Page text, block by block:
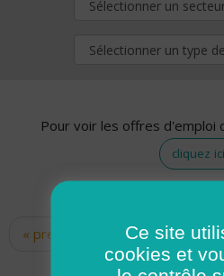
Pour voir les offres
cliquez
Pages
« premier ‹ précédent
14 15
Ce site
cookies et